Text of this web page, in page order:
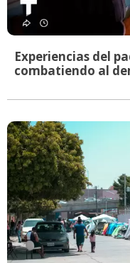
Experiencias del
combatiendo al